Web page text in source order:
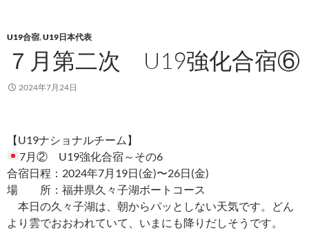
U19合宿,U19日本代表
７月第二次 U19強化合宿⑥
2024年7月24日
【U19ナショナルチーム】
7月② U19強化合宿～その6
合宿日程：2024年7月19日(金)〜26日(金)
場 所：福井県久々子湖ボートコース
本日の久々子湖は、朝からパッとしない天気です。どん
より雲でおおわれていて、いまにも降りだしそうです。